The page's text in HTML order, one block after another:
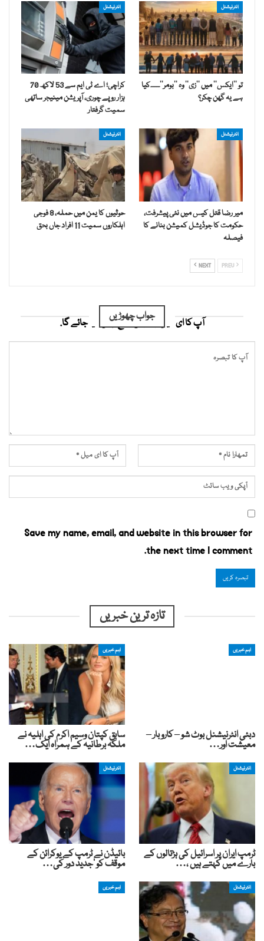
انٹرنیشنل
تو ’’ایکس‘‘ میں ’’زی‘‘ وہ ’’بومر‘‘۔۔۔۔کیا
ہے یہ گھن چکر؟
انٹرنیشنل
کراچی؛ اے ٹی ایم سے 53 لاکھ 70
ہزار روپے چوری، آپریشن مینیجر ساتھی
سمیت گرفتار
انٹرنیشنل
میر رضا قتل کیس میں نئی پیشرفت،
حکومت کا جوڈیشل کمیشن بنانے کا
فیصلہ
انٹرنیشنل
حوثیوں کا یمن میں حملہ، 8 فوجی
اہلکاروں سمیت 11 افراد جاں بحق
NEXT
جواب چھوڑیں
آپ کا ای میل ایڈریس شائع نہیں کیا جائے گا.
Save my name, email, and website in this browser for
the next time I comment.
تازہ ترین خبریں
اہم خبریں
دبئی انٹرنیشنل بوٹ شو – کاروبار –
معیشت اور…
اہم خبریں
سابق کپتان وسیم اکرم کی اہلیہ نے
ملکہ برطانیہ کے ہمراہ ایک…
انٹرنیشنل
ٹرمپ ایران پر اسرائیل کی ہڑتالوں کے
بارے میں کہتے ہیں ،…
انٹرنیشنل
بائیڈن نے ٹرمپ کے یوکرائن کے
موقف کو ‘جدید دور کی…
انٹرنیشنل اہم خبریں